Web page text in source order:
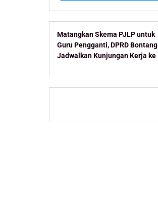
Matangkan Skema PJLP untuk
Guru Pengganti, DPRD Bontang
Jadwalkan Kunjungan Kerja ke